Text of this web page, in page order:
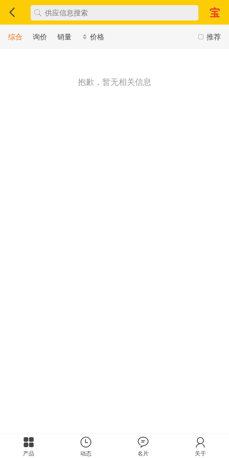
推荐
综合 询价 销量 价格
抱歉，暂无相关信息
产品 动态 名片 关于